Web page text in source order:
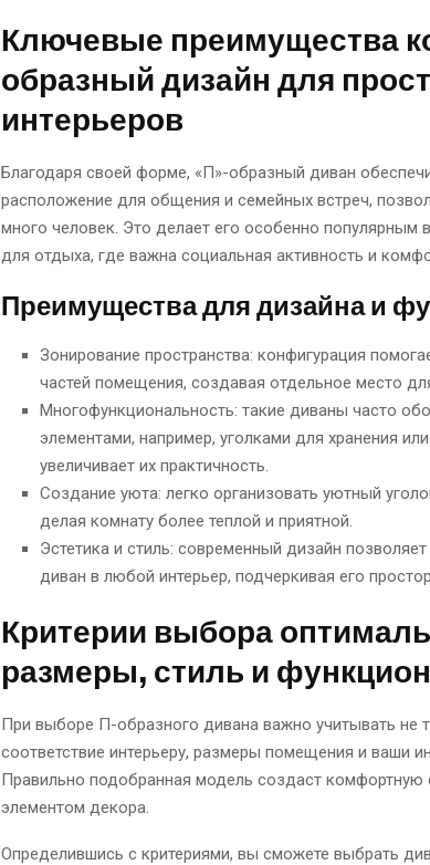
Ключевые преимущества
образный дизайн для
интерьеров
Благодаря своей форме, «П»-образный диван
расположение для общения и семейных встреч,
много человек. Это делает его особенно популярным
для отдыха, где важна социальная активность и
Преимущества для дизайна и
Зонирование пространства: конфигурация
частей помещения, создавая отдельное место
Многофункциональность: такие диваны часто
элементами, например, уголками для хранения
увеличивает их практичность.
Создание уюта: легко организовать уютный
делая комнату более теплой и приятной.
Эстетика и стиль: современный дизайн
диван в любой интерьер, подчеркивая его
Критерии выбора
размеры, стиль и
При выборе П-образного дивана важно учитывать не
соответствие интерьеру, размеры помещения и ваши
Правильно подобранная модель создаст комфортную
элементом декора.
Определившись с критериями, вы сможете выбрать